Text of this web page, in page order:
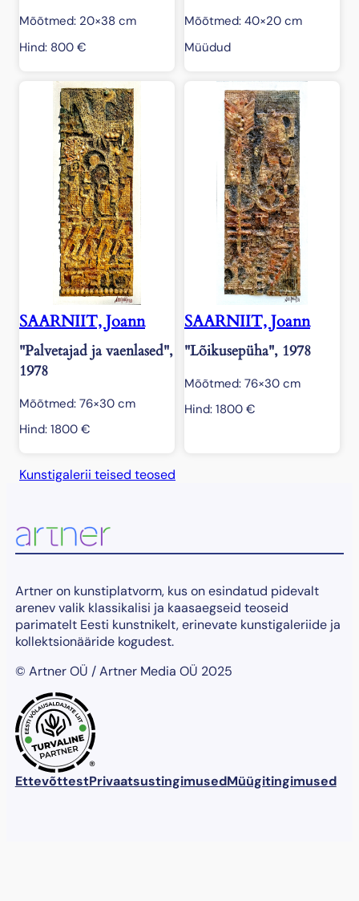
Mõõtmed: 20×38 cm
Hind: 800 €
Mõõtmed: 40×20 cm
Müüdud
SAARNIIT, Joann
"Palvetajad ja vaenlased",
1978
Mõõtmed: 76×30 cm
Hind: 1800 €
SAARNIIT, Joann
"Lõikusepüha", 1978
Mõõtmed: 76×30 cm
Hind: 1800 €
Kunstigalerii teised teosed
Artner on kunstiplatvorm, kus on esindatud pidevalt
arenev valik klassikalisi ja kaasaegseid teoseid
parimatelt Eesti kunstnikelt, erinevate kunstigaleriide ja
kollektsionääride kogudest.
© Artner OÜ / Artner Media OÜ 2025
®
EttevõttestPrivaatsustingimusedMüügitingimused